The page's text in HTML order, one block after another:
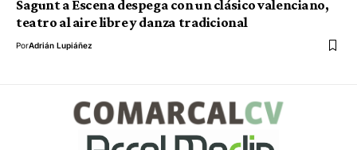
Sagunt a Escena despega con un clásico valenciano,
teatro al aire libre y danza tradicional
PorAdrián Lupiáñez